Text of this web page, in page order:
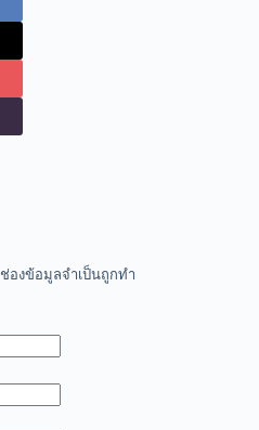
ช่องข้อมูลจำเป็นถูกทำ